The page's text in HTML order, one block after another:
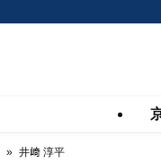
» 井﨑 淳平